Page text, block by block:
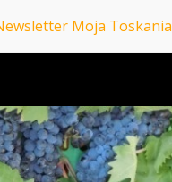
Moja Toskania